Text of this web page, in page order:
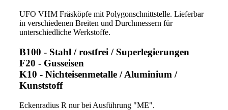
UFO VHM Fräsköpfe mit Polygonschnittstelle. Lieferbar
in verschiedenen Breiten und Durchmessern für
unterschiedliche Werkstoffe.
B100 - Stahl / rostfrei / Superlegierungen
F20 - Gusseisen
K10 - Nichteisenmetalle / Aluminium /
Kunststoff
Eckenradius R nur bei Ausführung "ME".